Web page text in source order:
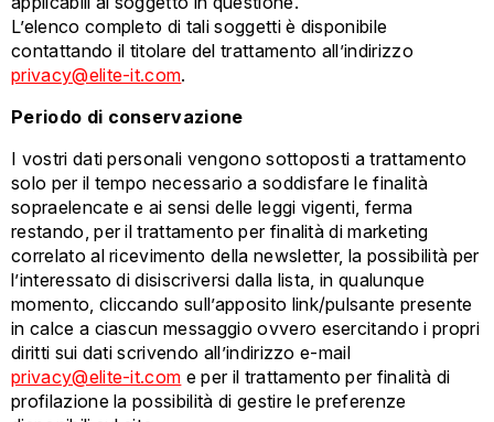
L’elenco completo di tali soggetti è disponibile
contattando il titolare del trattamento all’indirizzo
privacy@elite-it.com.
Periodo di conservazione
I vostri dati personali vengono sottoposti a trattamento
solo per il tempo necessario a soddisfare le finalità
sopraelencate e ai sensi delle leggi vigenti, ferma
restando, per il trattamento per finalità di marketing
correlato al ricevimento della newsletter, la possibilità per
l’interessato di disiscriversi dalla lista, in qualunque
momento, cliccando sull’apposito link/pulsante presente
in calce a ciascun messaggio ovvero esercitando i propri
diritti sui dati scrivendo all’indirizzo e-mail
privacy@elite-it.com e per il trattamento per finalità di
profilazione la possibilità di gestire le preferenze